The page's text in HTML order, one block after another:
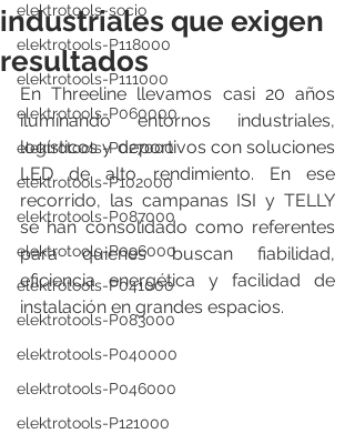
elektrotools-socio
elektrotools-P118000
elektrotools-P111000
elektrotools-P060000
elektrotools-P027000
elektrotools-P102000
elektrotools-P087000
elektrotools-P096000
elektrotools-P041000
elektrotools-P083000
elektrotools-P040000
elektrotools-P046000
elektrotools-P121000
industriales que exigen
resultados
En Threeline llevamos casi 20 años
iluminando entornos industriales,
logísticos y deportivos con soluciones
LED de alto rendimiento. En ese
recorrido, las campanas ISI y TELLY
se han consolidado como referentes
para quienes buscan fiabilidad,
eficiencia energética y facilidad de
instalación en grandes espacios.